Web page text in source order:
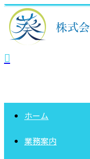
ホーム
業務案内